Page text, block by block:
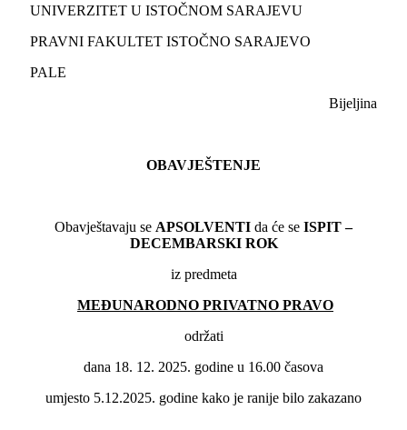
UNIVERZITET U ISTOČNOM SARAJEVU
PRAVNI FAKULTET ISTOČNO SARAJEVO
PALE
Bijeljina
OBAVJEŠTENJE
Obavještavaju se APSOLVENTI da će se ISPIT –
DECEMBARSKI ROK
iz predmeta
MEĐUNARODNO PRIVATNO PRAVO
održati
dana 18. 12. 2025. godine u 16.00 časova
umjesto 5.12.2025. godine kako je ranije bilo zakazano